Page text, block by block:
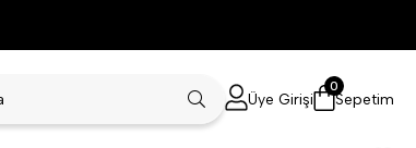
Üye Girişi Sepetim
0